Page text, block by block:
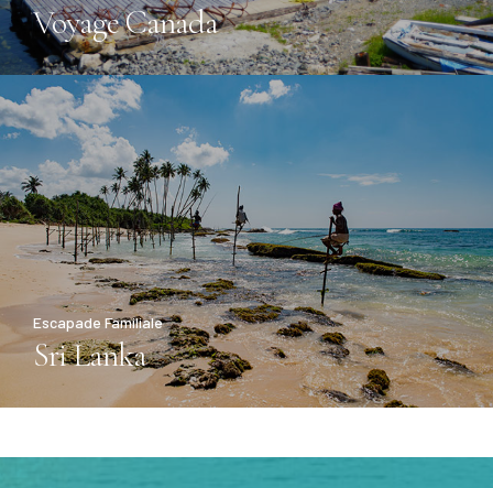
Voyage Canada
Escapade Familiale
Sri Lanka